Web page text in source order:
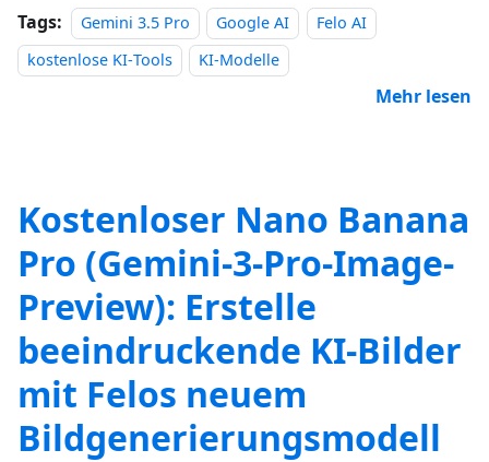
Tags: Gemini 3.5 Pro Google AI
Felo AI
kostenlose KI‑Tools
KI‑Modelle
Mehr lesen
Kostenloser Nano Banana
Pro (Gemini-3-Pro-Image-
Preview): Erstelle
beeindruckende KI-Bilder
mit Felos neuem
Bildgenerierungsmodell